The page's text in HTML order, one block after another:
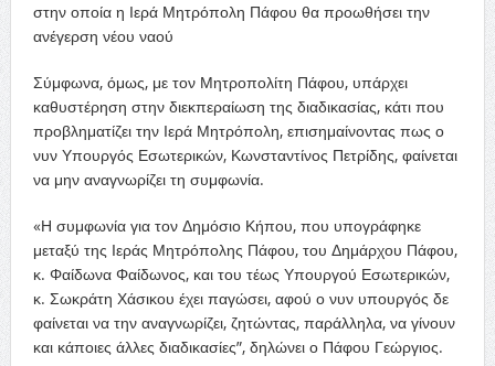
στην οποία η Ιερά Μητρόπολη Πάφου θα προωθήσει την
ανέγερση νέου ναού
Σύμφωνα, όμως, με τον Μητροπολίτη Πάφου, υπάρχει
καθυστέρηση στην διεκπεραίωση της διαδικασίας, κάτι που
προβληματίζει την Ιερά Μητρόπολη, επισημαίνοντας πως ο
νυν Υπουργός Εσωτερικών, Κωνσταντίνος Πετρίδης, φαίνεται
να μην αναγνωρίζει τη συμφωνία.
«Η συμφωνία για τον Δημόσιο Κήπου, που υπογράφηκε
μεταξύ της Ιεράς Μητρόπολης Πάφου, του Δημάρχου Πάφου,
κ. Φαίδωνα Φαίδωνος, και του τέως Υπουργού Εσωτερικών,
κ. Σωκράτη Χάσικου έχει παγώσει, αφού ο νυν υπουργός δε
φαίνεται να την αναγνωρίζει, ζητώντας, παράλληλα, να γίνουν
και κάποιες άλλες διαδικασίες”, δηλώνει ο Πάφου Γεώργιος.